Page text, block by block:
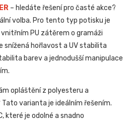
– hledáte řešení pro časté akce?
volba. Pro tento typ potisku je
vnitřním PU zátěrem o gramáži
snížená hořlavost a UV stabilita
barev a jednodušší manipulace
opláštění z polyesteru a
varianta je ideálním řešením.
které je odolné a snadno